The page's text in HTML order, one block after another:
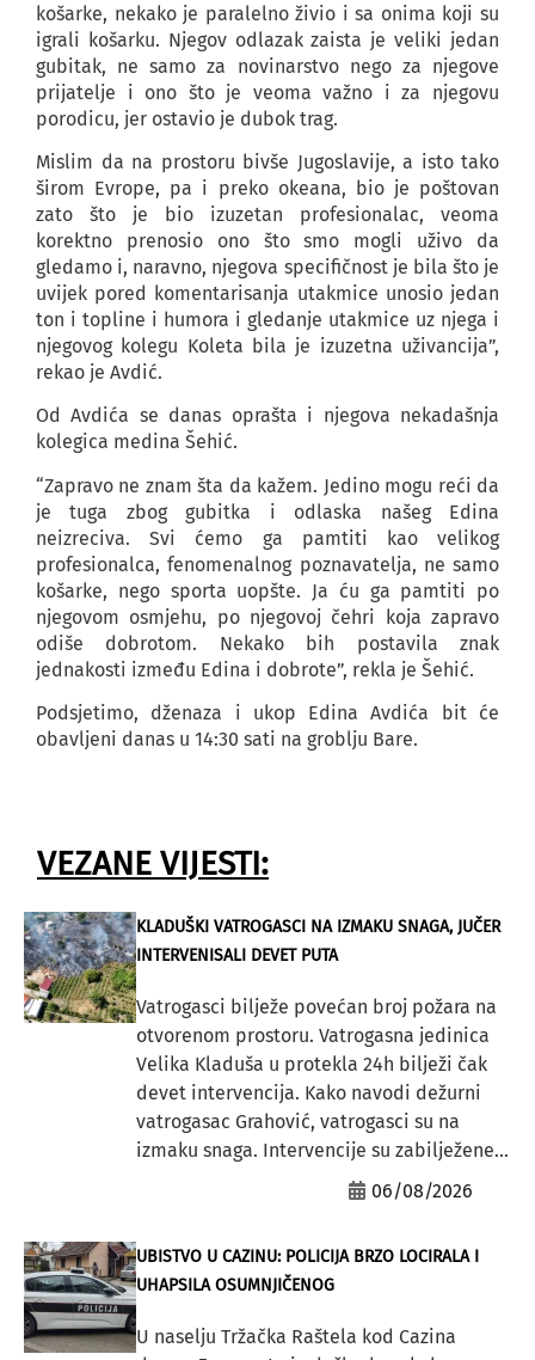
košarke, nekako je paralelno živio i sa onima koji su
igrali košarku. Njegov odlazak zaista je veliki jedan
gubitak, ne samo za novinarstvo nego za njegove
prijatelje i ono što je veoma važno i za njegovu
porodicu, jer ostavio je dubok trag.
Mislim da na prostoru bivše Jugoslavije, a isto tako
širom Evrope, pa i preko okeana, bio je poštovan
zato što je bio izuzetan profesionalac, veoma
korektno prenosio ono što smo mogli uživo da
gledamo i, naravno, njegova specifičnost je bila što je
uvijek pored komentarisanja utakmice unosio jedan
ton i topline i humora i gledanje utakmice uz njega i
njegovog kolegu Koleta bila je izuzetna uživancija”,
rekao je Avdić.
Od Avdića se danas oprašta i njegova nekadašnja
kolegica medina Šehić.
“Zapravo ne znam šta da kažem. Jedino mogu reći da
je tuga zbog gubitka i odlaska našeg Edina
neizreciva. Svi ćemo ga pamtiti kao velikog
profesionalca, fenomenalnog poznavatelja, ne samo
košarke, nego sporta uopšte. Ja ću ga pamtiti po
njegovom osmjehu, po njegovoj čehri koja zapravo
odiše dobrotom. Nekako bih postavila znak
jednakosti između Edina i dobrote”, rekla je Šehić.
Podsjetimo, dženaza i ukop Edina Avdića bit će
obavljeni danas u 14:30 sati na groblju Bare.
VEZANE VIJESTI:
KLADUŠKI VATROGASCI NA IZMAKU SNAGA, JUČER
INTERVENISALI DEVET PUTA
Vatrogasci bilježe povećan broj požara na
otvorenom prostoru. Vatrogasna jedinica
Velika Kladuša u protekla 24h bilježi čak
devet intervencija. Kako navodi dežurni
vatrogasac Grahović, vatrogasci su na
izmaku snaga. Intervencije su zabilježene...
06/08/2026
UBISTVO U CAZINU: POLICIJA BRZO LOCIRALA I
UHAPSILA OSUMNJIČENOG
U naselju Tržačka Raštela kod Cazina